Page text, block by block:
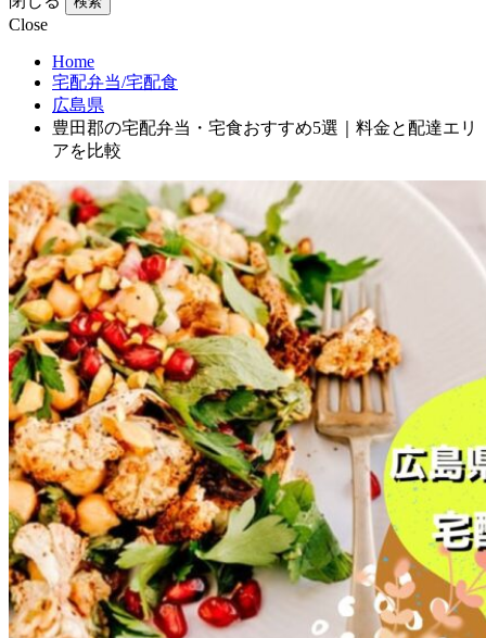
Close
Home
宅配弁当/宅配食
広島県
豊田郡の宅配弁当・宅食おすすめ5選｜料金と配達エリ
アを比較